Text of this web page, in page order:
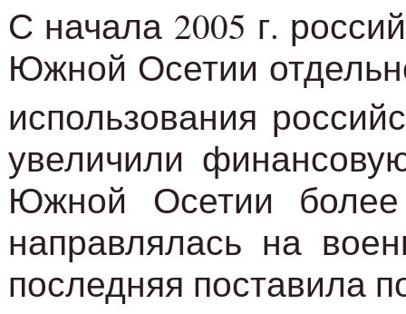
С начала 2005 г.
Южной Осетии
использования
увеличили
Южной Осетии
направлялась на
последняя поставила